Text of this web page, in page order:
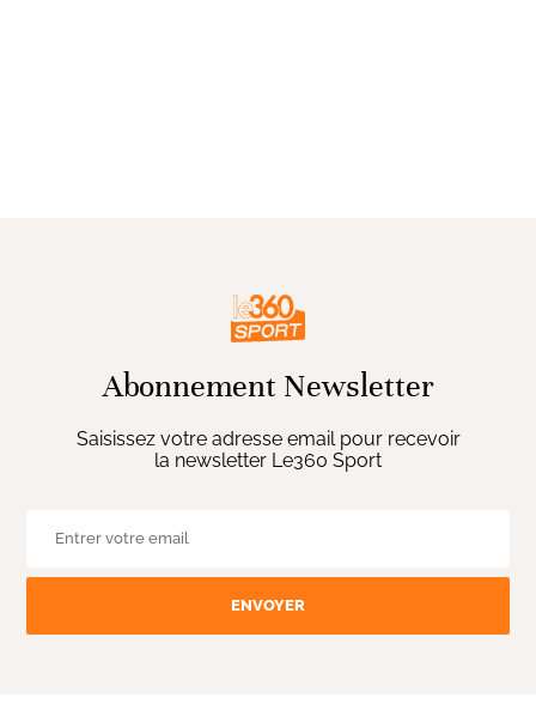
Abonnement Newsletter
Saisissez votre adresse email pour recevoir
la newsletter Le360 Sport
ENVOYER